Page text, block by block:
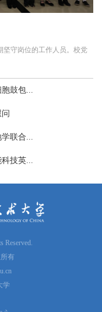
坚守岗位的工作人员。校党
鼓包...
联合...
技英...
Reserved.
有
学